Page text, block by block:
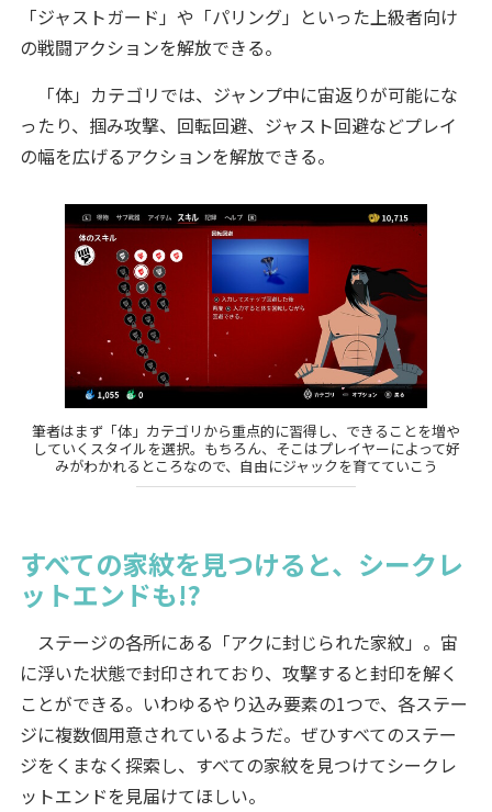
「ジャストガード」や「パリング」といった上級者向け
の戦闘アクションを解放できる。
「体」カテゴリでは、ジャンプ中に宙返りが可能にな
ったり、掴み攻撃、回転回避、ジャスト回避などプレイ
の幅を広げるアクションを解放できる。
筆者はまず「体」カテゴリから重点的に習得し、できることを増や
していくスタイルを選択。もちろん、そこはプレイヤーによって好
みがわかれるところなので、自由にジャックを育てていこう
すべての家紋を見つけると、シークレ
ットエンドも!?
ステージの各所にある「アクに封じられた家紋」。宙
に浮いた状態で封印されており、攻撃すると封印を解く
ことができる。いわゆるやり込み要素の1つで、各ステー
ジに複数個用意されているようだ。ぜひすべてのステー
ジをくまなく探索し、すべての家紋を見つけてシークレ
ットエンドを見届けてほしい。